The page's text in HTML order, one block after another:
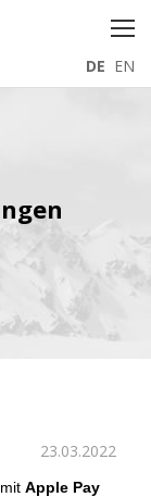
DE EN
23.03.2022
Apple Pay